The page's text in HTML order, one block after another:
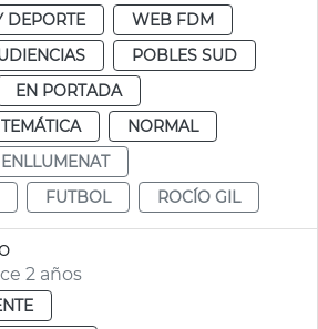
DEPORTE
WEB FDM
POBLES SUD
EN PORTADA
NORMAL
ENLLUMENAT
FUTBOL ROCÍO GIL
2 años